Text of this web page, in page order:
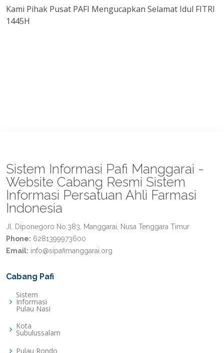
Kami Pihak Pusat PAFI Mengucapkan Selamat Idul FITRI
1445H
Sistem Informasi Pafi Manggarai -
Website Cabang Resmi Sistem
Informasi Persatuan Ahli Farmasi
Indonesia
Jl. Diponegoro No.383, Manggarai, Nusa Tenggara Timur
Phone: 6281399973600
Email: info@sipafimanggarai.org
Cabang Pafi
Sistem
Informasi
Pulau Nasi
Kota
Subulussalam
Pulau Rondo